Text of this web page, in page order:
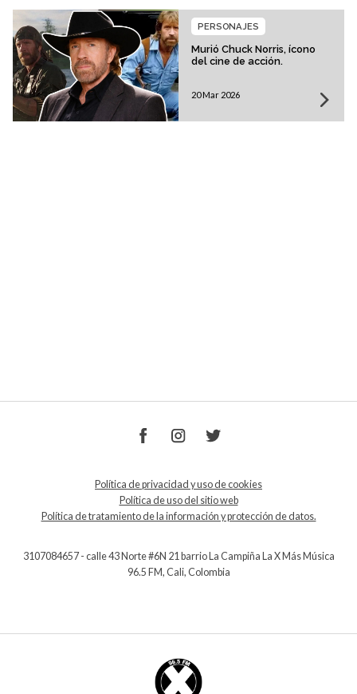
Murió Chuck Norris, ícono
del cine de acción.
PERSONAJES
20 Mar 2026
Política de privacidad y uso de cookies
Política de uso del sitio web
Política de tratamiento de la información y protección de datos.
3107084657 - calle 43 Norte #6N 21 barrio La Campiña La X Más Música
96.5 FM, Cali, Colombia